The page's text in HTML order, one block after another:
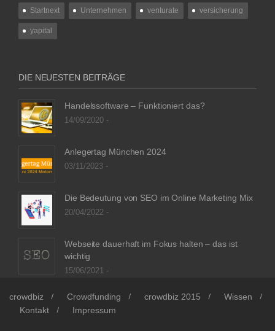
Startnext Unternehmen venturate versicherung
yapital
DIE NEUESTEN BEITRÄGE
Handelssoftware – Funktioniert das?
14/09/2020 -
Anlegertag München 2024
03/11/2023 -
Die Bedeutung von SEO im Online Marketing Mix
20/04/2022 -
Webseite dauerhaft im Fokus halten – das ist
wichtig
15/06/2021 -
crowdbiz Crowdfunding crowdbiz 2015
Wissen
Kontakt
Impressum